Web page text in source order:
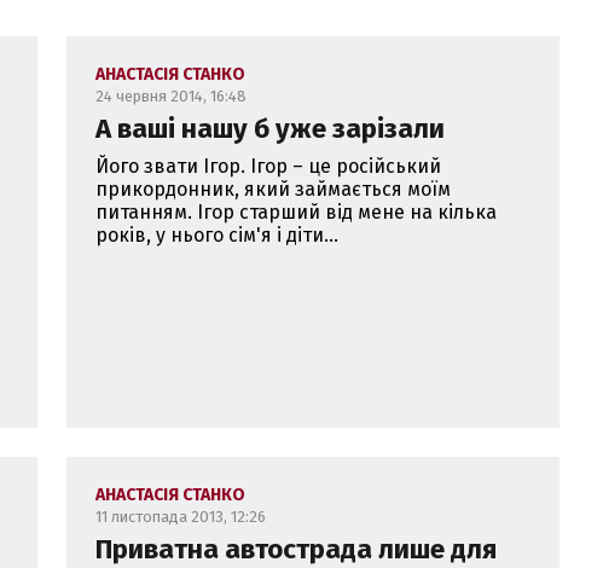
АНАСТАСІЯ СТАНКО
24 червня 2014, 16:48
А ваші нашу б уже зарізали
Його звати Ігор. Ігор – це російський
прикордонник, який займається моїм
питанням. Ігор старший від мене на кілька
років, у нього сім'я і діти...
АНАСТАСІЯ СТАНКО
11 листопада 2013, 12:26
Приватна автострада лише для